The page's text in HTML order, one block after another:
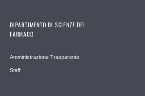
DIPARTIMENTO DI SCIENZE DEL
FARMACO
Amministrazione Trasparente
Staff